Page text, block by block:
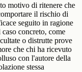
motivo di ritenere che
il rischio di
seguito in ragione
concreto, come
o distrutte prove
che chi ha ricevuto
con l'autore della
stessa